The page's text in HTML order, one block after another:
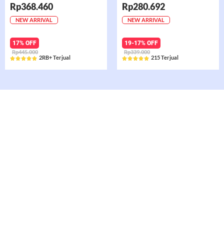
Rp368.460
NEW ARRIVAL
17% OFF
Rp445.000
Rated
2RB+ Terjual
Rp280.692
NEW ARRIVAL
19-17% OFF
Rp339.000
Rated
215 Terjual